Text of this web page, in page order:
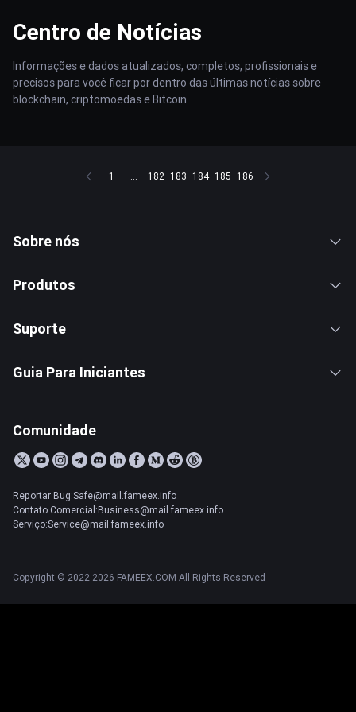
Centro de Notícias
Informações e dados atualizados, completos, profissionais e
precisos para você ficar por dentro das últimas notícias sobre
blockchain, criptomoedas e Bitcoin.
1 ... 182 183 184 185 186
Sobre nós
Produtos
Suporte
Guia Para Iniciantes
Comunidade
Reportar Bug:Safe@mail.fameex.info
Contato Comercial:Business@mail.fameex.info
Serviço:Service@mail.fameex.info
Copyright © 2022-2026 FAMEEX.COM All Rights Reserved